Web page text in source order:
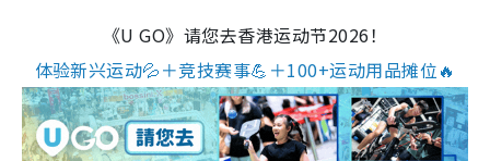
《U GO》请您去香港运动节2026！
体验新兴运动💦＋竞技赛事💪＋100+运动用品摊位🔥